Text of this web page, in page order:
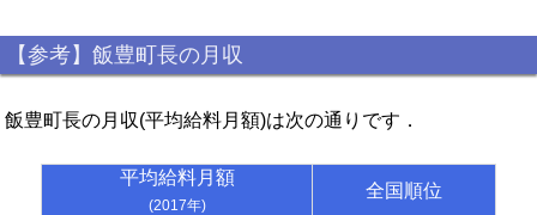
【参考】飯豊町長の月収
飯豊町長の月収(平均給料月額)は次の通りです．
平均給料月額
(2017年)
全国順位